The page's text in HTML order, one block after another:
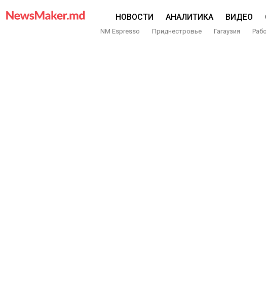
НОВОСТИ АНАЛИТИКА ВИДЕО
NM Espresso Приднестровье Гагаузия